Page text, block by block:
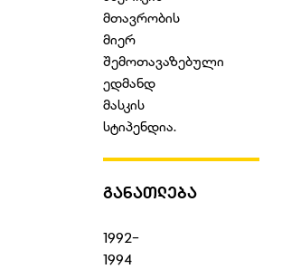
მთავრობის
მიერ
შემოთავაზებული
ედმანდ
მასკის
სტიპენდია.
ᲒᲐᲜᲐᲗᲚᲔᲑᲐ
1992-
1994